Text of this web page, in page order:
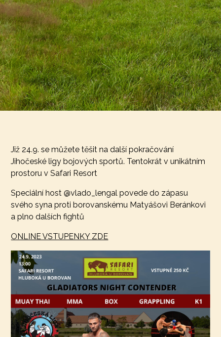
Již 24.9. se můžete těšit na další pokračování
Jihočeské ligy bojových sportů. Tentokrát v unikátním
prostoru v Safari Resort
Speciální host @vlado_lengal povede do zápasu
svého syna proti borovanskému Matyášovi Beránkovi
a plno dalších fightů
ONLINE VSTUPENKY ZDE